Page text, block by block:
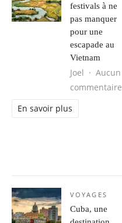
festivals à ne
pas manquer
pour une
escapade au
Vietnam
Joel
Aucun
commentaire
En savoir plus
VOYAGES
Cuba, une